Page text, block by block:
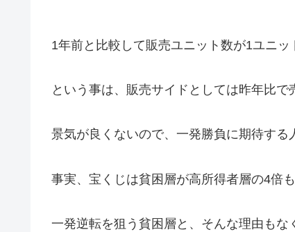
1年前と比較して販売ユニット数が1ユニッ
という事は、販売サイドとしては昨年比
景気が良くないので、一発勝負に期待する
事実、宝くじは貧困層が高所得者層の4倍
一発逆転を狙う貧困層と、そんな理由も